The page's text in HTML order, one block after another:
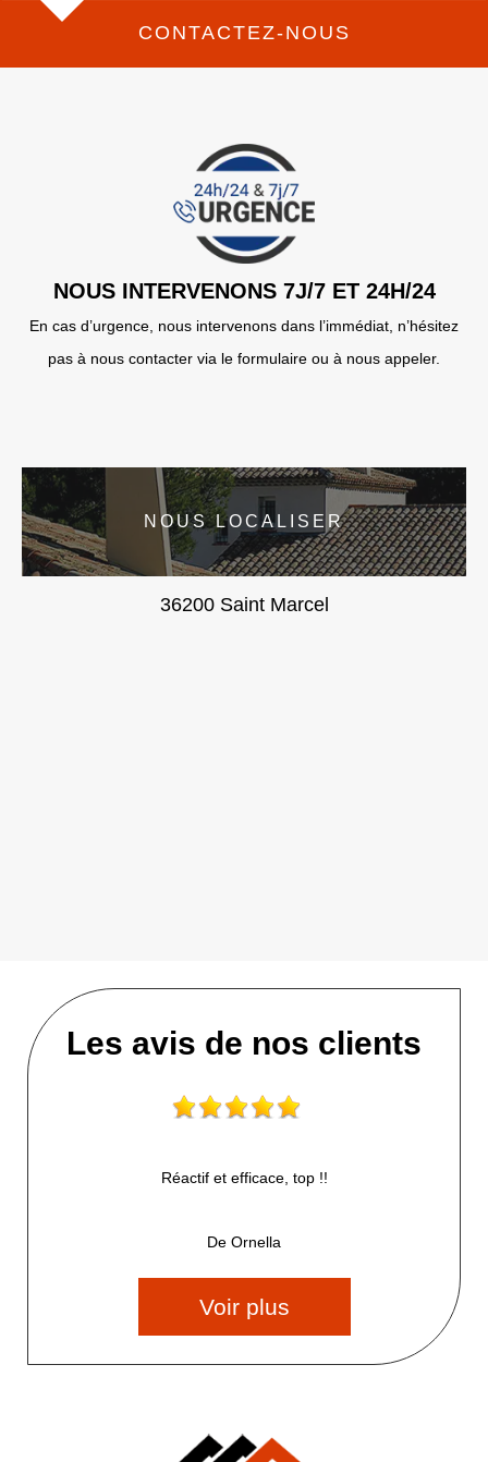
CONTACTEZ-NOUS
NOUS INTERVENONS 7J/7 ET 24H/24
En cas d’urgence, nous intervenons dans l’immédiat, n’hésitez
pas à nous contacter via le formulaire ou à nous appeler.
NOUS LOCALISER
36200 Saint Marcel
Les avis de nos clients
Réactif et efficace, top !!
De Ornella
Voir plus